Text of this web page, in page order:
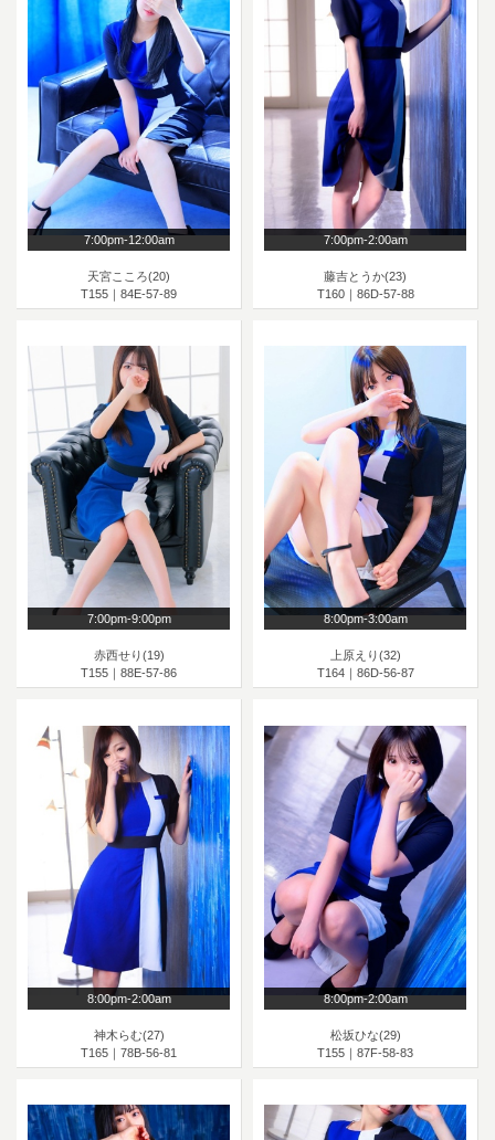
7:00pm-12:00am
天宮こころ(20)
T155｜84E-57-89
7:00pm-2:00am
藤吉とうか(23)
T160｜86D-57-88
7:00pm-9:00pm
赤西せり(19)
T155｜88E-57-86
8:00pm-3:00am
上原えり(32)
T164｜86D-56-87
8:00pm-2:00am
神木らむ(27)
T165｜78B-56-81
8:00pm-2:00am
松坂ひな(29)
T155｜87F-58-83